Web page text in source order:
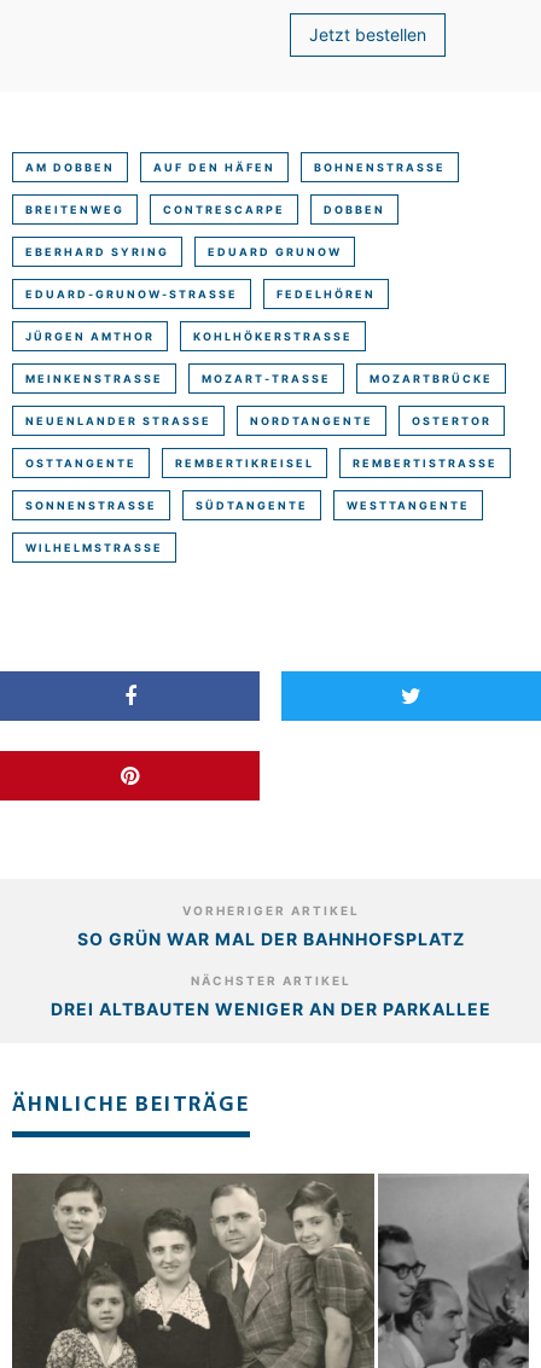
Jetzt bestellen
AM DOBBEN AUF DEN HÄFEN BOHNENSTRASSE
BREITENWEG CONTRESCARPE DOBBEN
EBERHARD SYRING EDUARD GRUNOW
EDUARD-GRUNOW-STRASSE FEDELHÖREN
JÜRGEN AMTHOR KOHLHÖKERSTRASSE
MEINKENSTRASSE MOZART-TRASSE MOZARTBRÜCKE
NEUENLANDER STRASSE NORDTANGENTE OSTERTOR
OSTTANGENTE REMBERTIKREISEL REMBERTISTRASSE
SONNENSTRASSE SÜDTANGENTE WESTTANGENTE
WILHELMSTRASSE
VORHERIGER ARTIKEL
SO GRÜN WAR MAL DER BAHNHOFSPLATZ
NÄCHSTER ARTIKEL
DREI ALTBAUTEN WENIGER AN DER PARKALLEE
ÄHNLICHE BEITRÄGE